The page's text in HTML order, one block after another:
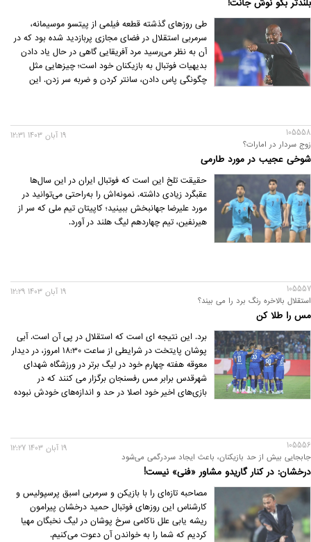
بلندتر بگو نوش جانت!
طی روزهای گذشته قطعه فیلمی از پیتسو موسیمانه،
سرمربی استقلال در فضای مجازی پربازدید شده بود که در
آن به نظر می‌رسید مرد آفریقایی گاهی در حال یاد دادن
بدیهیات فوتبال به بازیکنان خود است؛ چیزهایی مثل
چگونگی پاس دادن، سانتر کردن و ضربه سر زدن. این
105558
زوج سردار در امارات؟
شوخی عجیب در مورد طارمی
19 آبان 1403 12:31
حقیقت تلخ این است که فوتبال ایران در این سال‌ها
عقبگرد زیادی داشته. نمونه‌اش را به‌راحتی می‌توانید در
مورد علیرضا جهانبخش ببینید؛ کاپیتان تیم ملی که سر از
هیرنفین، تیم چهاردهم لیگ هلند در آورد.
105557
استقلال بالاخره رنگ برد را می بیند؟
مس را طلا کن
19 آبان 1403 12:29
برد. این نتیجه ای است که استقلال در پی آن است. آبی
پوشان پایتخت در شرایطی از ساعت 18:30 امروز، در دیدار
معوقه هفته چهارم خود در لیگ برتر در ورزشگاه شهدای
شهرقدس برابر مس رفسنجان برگزار می کنند که در
بازی‌های اخیر خود اصلا در حد و اندازه‌های خودش نبوده
105556
جابجایی بیش از حد بازیکنان، باعث ایجاد سردرگمی می‌شود
درخشان: در کنار گاریدو مشاور «فنی» نیست!
19 آبان 1403 12:27
مصاحبه تازه‌ای را با بازیکن و سرمربی اسبق پرسپولیس و
کارشناس این روزهای فوتبال حمید درخشان پیرامون
ریشه یابی علل ناکامی سرخ پوشان در لیگ نخبگان مهیا
کردیم که شما را به خواندن آن دعوت می‌کنیم.